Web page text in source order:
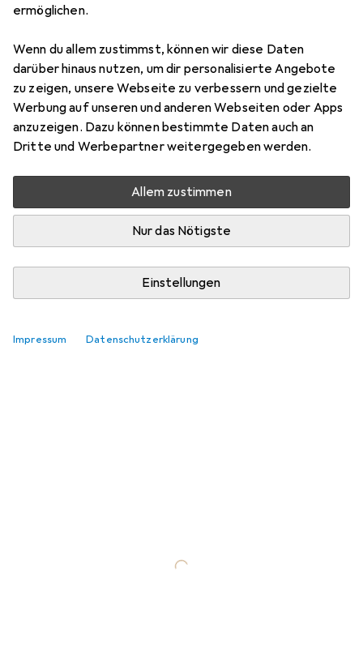
ermöglichen.
Wenn du allem zustimmst, können wir diese Daten
darüber hinaus nutzen, um dir personalisierte Angebote
zu zeigen, unsere Webseite zu verbessern und gezielte
Werbung auf unseren und anderen Webseiten oder Apps
anzuzeigen. Dazu können bestimmte Daten auch an
Dritte und Werbepartner weitergegeben werden.
Allem zustimmen
Nur das Nötigste
Einstellungen
Impressum Datenschutzerklärung